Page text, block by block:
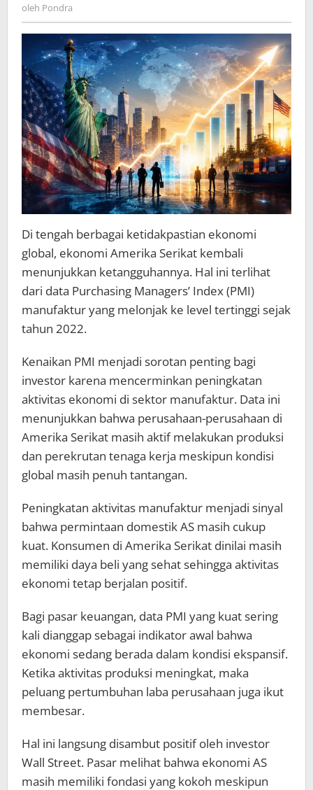
Sinyal
Positif
untuk
Investor
Global
oleh Pondra
Di tengah berbagai ketidakpastian ekonomi
global, ekonomi Amerika Serikat kembali
menunjukkan ketangguhannya. Hal ini terlihat
dari data Purchasing Managers’ Index (PMI)
manufaktur yang melonjak ke level tertinggi sejak
tahun 2022.
Kenaikan PMI menjadi sorotan penting bagi
investor karena mencerminkan peningkatan
aktivitas ekonomi di sektor manufaktur. Data ini
menunjukkan bahwa perusahaan-perusahaan di
Amerika Serikat masih aktif melakukan produksi
dan perekrutan tenaga kerja meskipun kondisi
global masih penuh tantangan.
Peningkatan aktivitas manufaktur menjadi sinyal
bahwa permintaan domestik AS masih cukup
kuat. Konsumen di Amerika Serikat dinilai masih
memiliki daya beli yang sehat sehingga aktivitas
ekonomi tetap berjalan positif.
Bagi pasar keuangan, data PMI yang kuat sering
kali dianggap sebagai indikator awal bahwa
ekonomi sedang berada dalam kondisi ekspansif.
Ketika aktivitas produksi meningkat, maka
peluang pertumbuhan laba perusahaan juga ikut
membesar.
Hal ini langsung disambut positif oleh investor
Wall Street. Pasar melihat bahwa ekonomi AS
masih memiliki fondasi yang kokoh meskipun